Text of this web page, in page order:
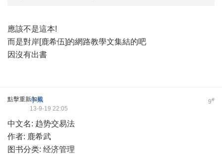
應該不是這本!
而是對岸[鹿希伍]的網路教學文集結的吧
因沒有出書
點擊重新加載 9#
小果
13-9-19 22:05
中文名: 趋势交易法
作者: 鹿希武
图书分类: 经济管理